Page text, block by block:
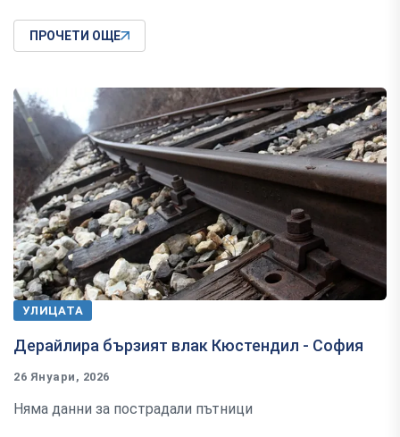
ПРОЧЕТИ ОЩЕ
УЛИЦАТА
Дерайлира бързият влак Кюстендил - София
26 Януари, 2026
Няма данни за пострадали пътници